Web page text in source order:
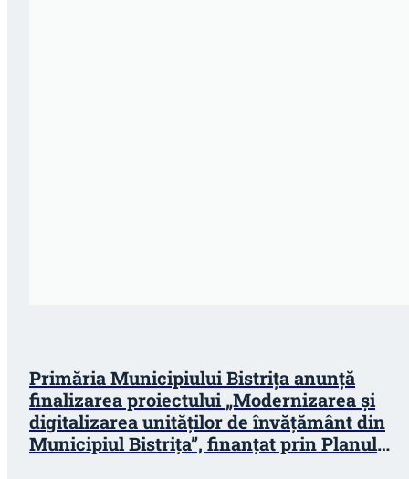
Primăria Municipiului Bistrița anunță
finalizarea proiectului „Modernizarea și
digitalizarea unităților de învățământ din
Municipiul Bistrița”, finanțat prin Planul